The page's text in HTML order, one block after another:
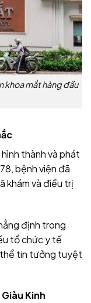
khoa mắt hàng đầu
thành và phát
bệnh viện đã
khám và điều trị
định trong
tổ chức y tế
tin tưởng tuyệt
Kinh